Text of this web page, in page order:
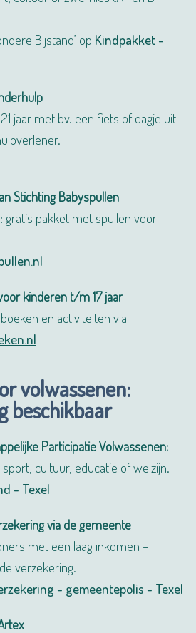
Bijstand’ op Kindpakket -
jaar met bv. een fiets of dagje uit –
Stichting Babyspullen
gratis pakket met spullen voor
kinderen t/m 17 jaar
en activiteiten via
volwassenen:
beschikbaar
Participatie Volwassenen:
cultuur, educatie of welzijn.
- Texel
via de gemeente
met een laag inkomen –
verzekering.
- gemeentepolis - Texel